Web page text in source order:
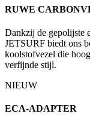
RUWE
Dankzij de gepolijste
JETSURF biedt ons
koolstofvezel die
verfijnde stijl.
NIEUW
ECA-ADAPTER